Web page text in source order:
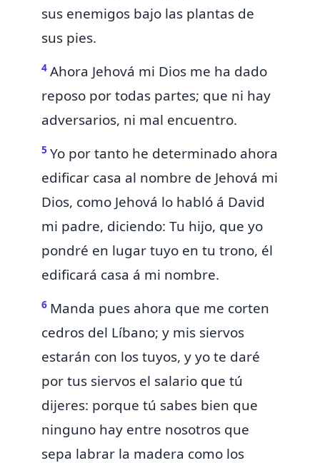
sus enemigos bajo las plantas de
sus pies.
4 Ahora Jehová mi Dios me ha dado
reposo por todas partes; que ni hay
adversarios, ni mal encuentro.
5 Yo por tanto he determinado ahora
edificar casa al nombre de Jehová mi
Dios, como Jehová lo habló á David
mi padre, diciendo: Tu hijo, que yo
pondré en lugar tuyo en tu trono, él
edificará casa á mi nombre.
6 Manda pues ahora que me corten
cedros del Líbano; y mis siervos
estarán con los tuyos, y yo te daré
por tus siervos el salario que tú
dijeres: porque tú sabes bien que
ninguno hay entre nosotros que
sepa labrar la madera como los